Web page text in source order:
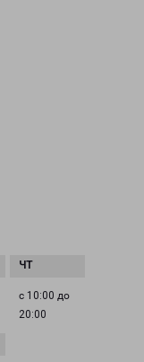
с 10:00 до
20:00